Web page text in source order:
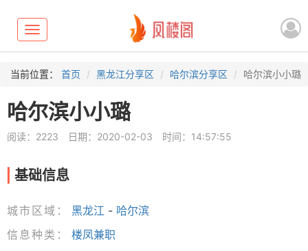
Toggle
navigation
当前位置： 首页 黑龙江分享区 哈尔滨分享区 哈尔滨小小璐
哈尔滨小小璐
阅读：2223 日期：2020-02-03 时间：14:57:55
基础信息
城市区域： 黑龙江 - 哈尔滨
信息种类：
楼凤兼职